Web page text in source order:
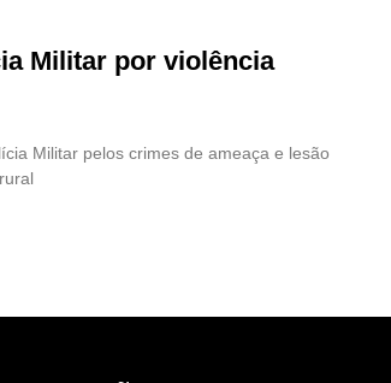
Militar por violência
Militar pelos crimes de ameaça e lesão